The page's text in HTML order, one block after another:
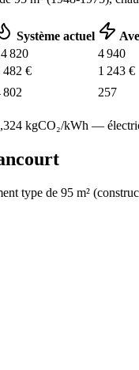
Système actuel
820 4 940
482 € 1 243 €
802 257
kgCO₂/kWh —
type de 95 m²